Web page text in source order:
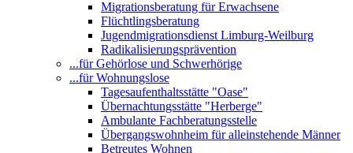
Migrationsberatung für Erwachsene
Flüchtlingsberatung
Jugendmigrationsdienst Limburg-Weilburg
Radikalisierungsprävention
...für Gehörlose und Schwerhörige
...für Wohnungslose
Tagesaufenthaltsstätte "Oase"
Übernachtungsstätte "Herberge"
Ambulante Fachberatungsstelle
Übergangswohnheim für alleinstehende Männer
Betreutes Wohnen